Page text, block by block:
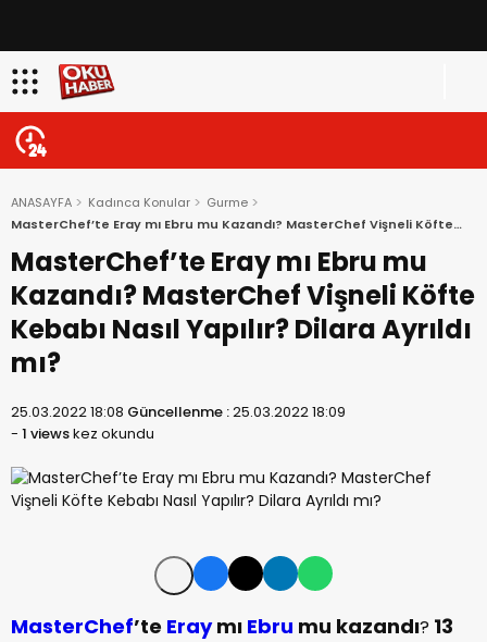
ANASAYFA Kadınca Konular
Gurme
MasterChef’te Eray mı Ebru mu Kazandı? MasterChef Vişneli Köfte
Kebabı Nasıl Yapılır? Dilara Ayrıldı mı?
MasterChef’te Eray mı Ebru mu
Kazandı? MasterChef Vişneli Köfte
Kebabı Nasıl Yapılır? Dilara Ayrıldı
mı?
25.03.2022 18:08 Güncellenme :25.03.2022 18:09
- 1 viewskez okundu
MasterChef’te Eraymı Ebru mu kazandı? 13